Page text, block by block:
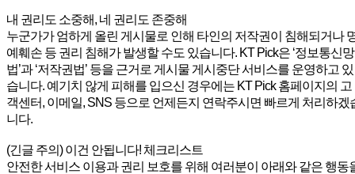
내 권리도 소중해, 네 권리도 존중해
누군가가 엄하게 올린 게시물로 인해 타인의 저작권이 침해되거나
예훼손 등 권리 침해가 발생할 수도 있습니다. KT Pick은 ‘정보통신망
법’과 ‘저작권법’ 등을 근거로 게시물 게시중단 서비스를 운영하고 있
습니다. 예기치 않게 피해를 입으신 경우에는 KT Pick 홈페이지의 고
객센터, 이메일, SNS 등으로 언제든지 연락주시면 빠르게 처리하겠
니다.
(긴글 주의) 이건 안됩니다! 체크리스트
안전한 서비스 이용과 권리 보호를 위해 여러분이 아래와 같은 행동